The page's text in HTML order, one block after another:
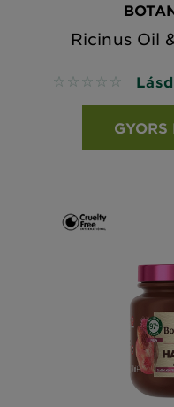
Ricinus Oil
No reviews
GYORS